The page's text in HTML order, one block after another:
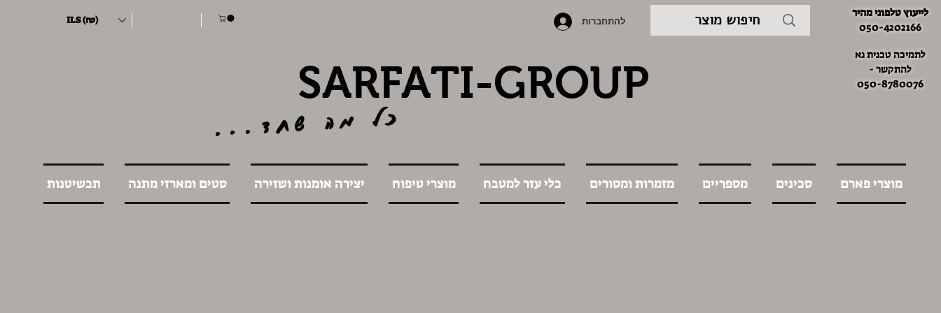
לייעוץ טלפוני מהיר
050-4202166
לתמיכה טכנית נא
להתקשר -
050-8780076
ILS (₪) להתחברות
SARFATI-GROUP
כל מה שחד...
מוצרי פארם סכינים מספריים מזמרות ומסורים כלי עזר למטבח מוצרי טיפוח יצירה אומנות ושזירה סטים ומארזי מתנה תכשיטנות